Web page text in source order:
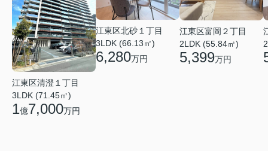
江東区清澄１丁目
3LDK (71.45㎡)
1億7,000万円
江東区北砂１丁目
3LDK (66.13㎡)
6,280万円
江東区富岡２丁目
2LDK (55.84㎡)
5,399万円